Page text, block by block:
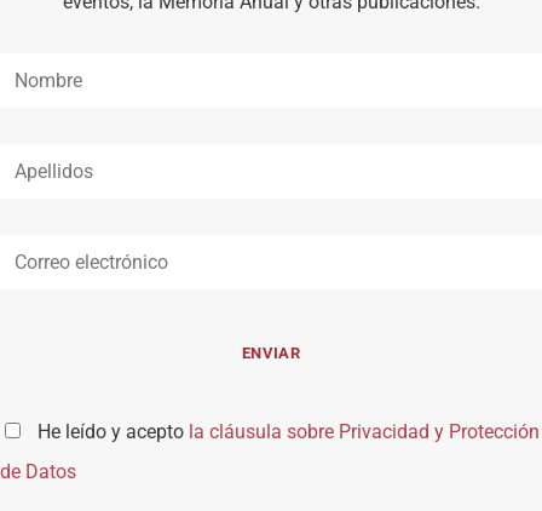
He leído y acepto la cláusula sobre Privacidad y Protección
de Datos